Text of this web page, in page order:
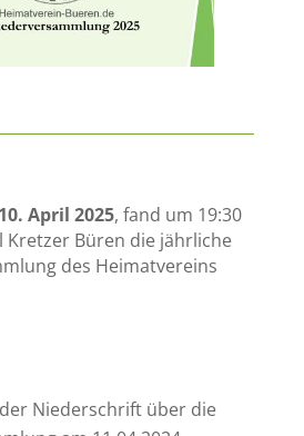
10. April 2025, fand um 19:30
Kretzer Büren die jährliche
des Heimatvereins
Niederschrift über die